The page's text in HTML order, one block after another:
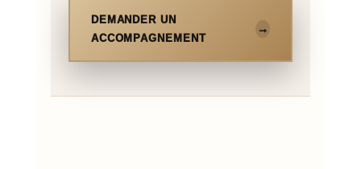
DEMANDER UN
ACCOMPAGNEMENT